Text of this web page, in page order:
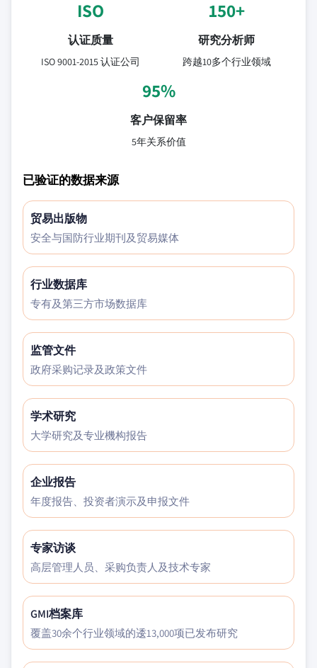
ISO
认证质量
ISO 9001-2015 认证公司
150+
研究分析师
跨越10多个行业领域
95%
客户保留率
5年关系价值
已验证的数据来源
贸易出版物
安全与国防行业期刊及贸易媒体
行业数据库
专有及第三方市场数据库
监管文件
政府采购记录及政策文件
学术研究
大学研究及专业機构报告
企业报告
年度报告、投资者演示及申报文件
专家访谈
高层管理人员、采购负责人及技术专家
GMI档案库
覆盖30余个行业领域的逶13,000项已发布研究